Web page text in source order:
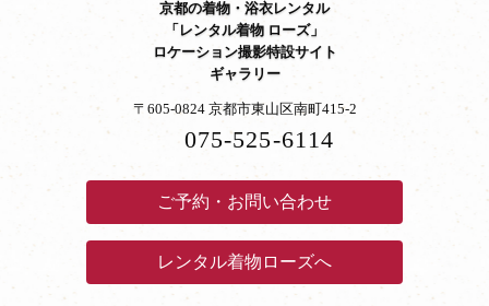
京都の着物・浴衣レンタル
「レンタル着物 ローズ」
ロケーション撮影特設サイト
ギャラリー
〒605-0824 京都市東山区南町415-2
075-525-6114
ご予約・お問い合わせ
レンタル着物ローズへ